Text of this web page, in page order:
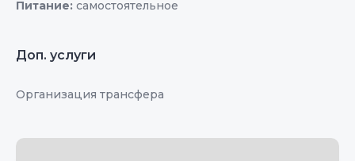
Питание: самостоятельное
Доп. услуги
Организация трансфера